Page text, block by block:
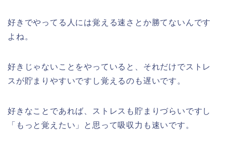
好きでやってる人には覚える速さとか勝てないんです
よね。
好きじゃないことをやっていると、それだけでストレ
スが貯まりやすいですし覚えるのも遅いです。
好きなことであれば、ストレスも貯まりづらいですし
「もっと覚えたい」と思って吸収力も速いです。